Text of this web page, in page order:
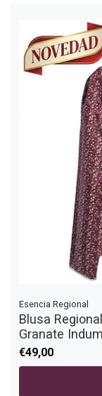
Esencia Regional
Blusa
Granate
€49,00